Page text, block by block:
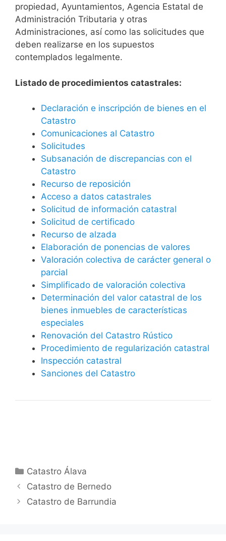
propiedad, Ayuntamientos, Agencia Estatal de
Administración Tributaria y otras
Administraciones, así como las solicitudes que
deben realizarse en los supuestos
contemplados legalmente.
Listado de procedimientos catastrales:
Declaración e inscripción de bienes en el
Catastro
Comunicaciones al Catastro
Solicitudes
Subsanación de discrepancias con el
Catastro
Recurso de reposición
Acceso a datos catastrales
Solicitud de información catastral
Solicitud de certificado
Recurso de alzada
Elaboración de ponencias de valores
Valoración colectiva de carácter general o
parcial
Simplificado de valoración colectiva
Determinación del valor catastral de los
bienes inmuebles de características
especiales
Renovación del Catastro Rústico
Procedimiento de regularización catastral
Inspección catastral
Sanciones del Catastro
Categorías
Catastro Álava
Catastro de Bernedo
Catastro de Barrundia